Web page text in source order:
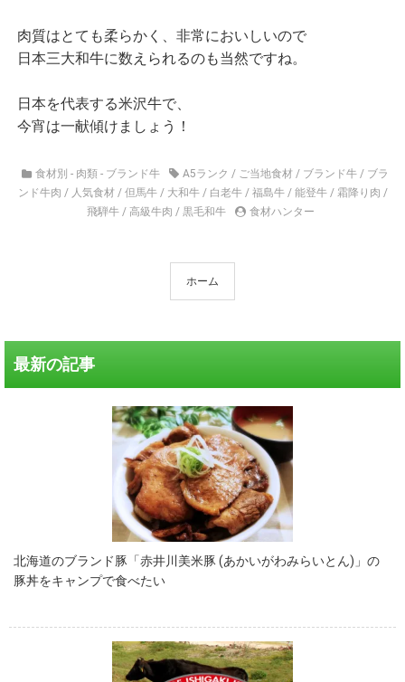
肉質はとても柔らかく、非常においしいので
日本三大和牛に数えられるのも当然ですね。
日本を代表する米沢牛で、
今宵は一献傾けましょう！
食材別 - 肉類 - ブランド牛 A5ランク / ご当地食材 / ブランド牛/ ブラ
ンド牛肉 / 人気食材 / 但馬牛/ 大和牛/ 白老牛/ 福島牛/ 能登牛/ 霜降り肉 /
飛騨牛/ 高級牛肉 / 黒毛和牛 食材ハンター
ホーム
最新の記事
北海道のブランド豚「赤井川美米豚 (あかいがわみらいとん)」の
豚丼をキャンプで食べたい